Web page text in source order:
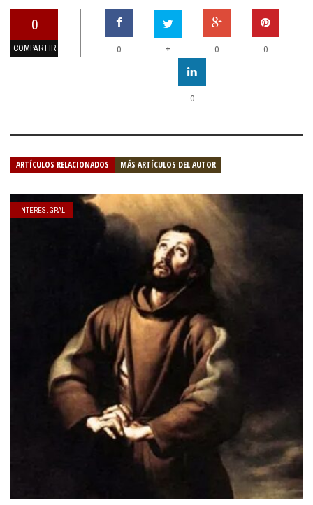
0
COMPARTIR 0 + 0 0
0
ARTÍCULOS RELACIONADOS MÁS ARTÍCULOS DEL AUTOR
INTERES. GRAL.